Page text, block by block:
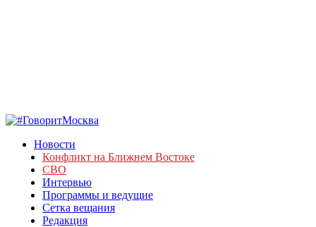
Новости
Конфликт на Ближнем Востоке
СВО
Интервью
Программы и ведущие
Сетка вещания
Редакция